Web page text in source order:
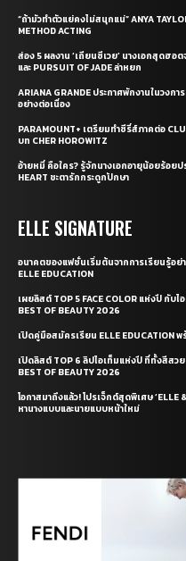
“ถ้ามัวทำตัวแย่คงไม่สนุกแน่” ANYA
METHOD ACTING
ส่อง 5 ผลงาน ‘เถียนซีเวย’ นางเอกสุดฮอ
และ PURSUIT OF JADE ล่าหยก
ARIANA GRANDE ประกาศพักงานในวงก
อย่างต่อเนื่อง
PARAMOUNT+ เตรียมทำซีรี่ส์ภาคต่อ
บท CHER HOROWITZ
อ้ายหมี่ คือใคร? รู้จักนางเอกอายุน้อยร้อยป
HEART ชะตารักกระดูกปักษา
ELLE SIGNATURE
อนาคตของแฟชั่นเริ่มต้นจากการเรียนรู้อย่
ELLE EDUCATION
เผยลิสต์ TOP 5 FACE COLOR แห่งปี กับ
BEST OF BEAUTY 2026
เปิดคู่มือสมัครเรียน ELLE
เปิดลิสต์ TOP 6 ลิปไอเท็มแห่งปี ที่ทั้งสีสว
BEST OF BEAUTY 2026
โอกาสมาถึงแล้ว! โปรเจ็กต์สุดพิเศษ ‘ELLE
หานางแบบและนายแบบหน้าใหม่